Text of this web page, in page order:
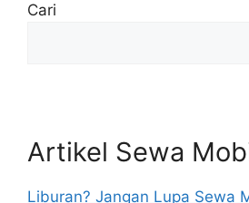
Cari
Artikel Sewa
Liburan? Jangan Lupa Sewa